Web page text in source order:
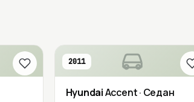
2011
HyundaiAccent· Седан